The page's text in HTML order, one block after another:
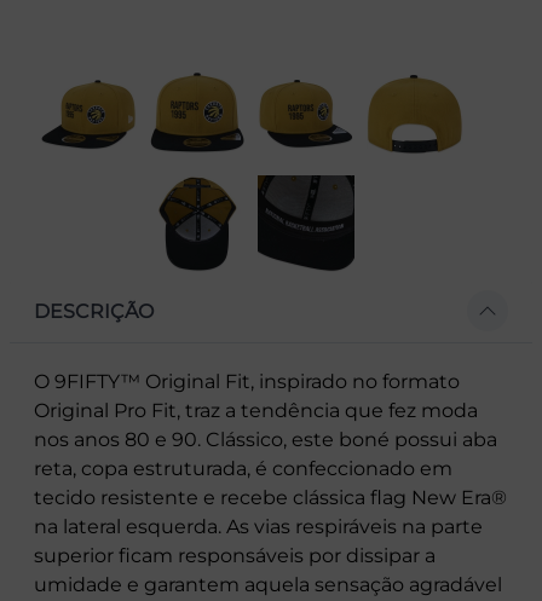
DESCRIÇÃO
O 9FIFTY™ Original Fit, inspirado no formato
Original Pro Fit, traz a tendência que fez moda
nos anos 80 e 90. Clássico, este boné possui aba
reta, copa estruturada, é confeccionado em
tecido resistente e recebe clássica flag New Era®
na lateral esquerda. As vias respiráveis na parte
superior ficam responsáveis por dissipar a
umidade e garantem aquela sensação agradável